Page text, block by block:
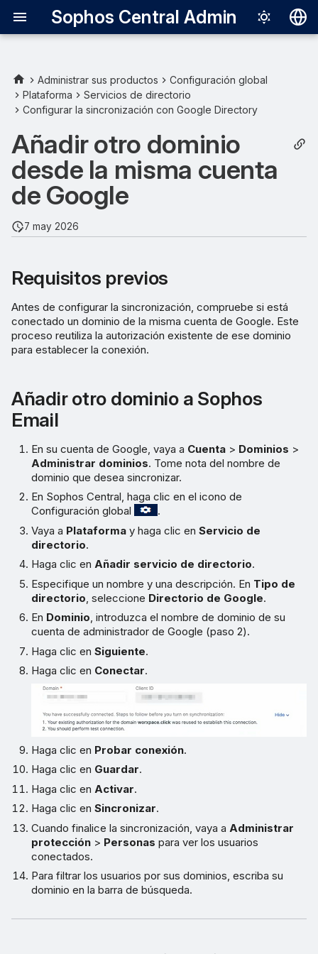
Sophos Central Admin
English
日本語
Requisitos previos
Añadir otro dominio a
Sophos Email
Administrar sus productos
Configuración global
Plataforma
Servicios de directorio
Configurar la sincronización con Google Directory
Añadir otro dominio
desde la misma cuenta
de Google
7 may 2026
Requisitos previos
Antes de configurar la sincronización, compruebe si está
conectado un dominio de la misma cuenta de Google. Este
proceso reutiliza la autorización existente de ese dominio
para establecer la conexión.
Añadir otro dominio a Sophos
Email
En su cuenta de Google, vaya a Cuenta > Dominios >
Administrar dominios. Tome nota del nombre de
dominio que desea sincronizar.
En Sophos Central, haga clic en el icono de
Configuración global
.
Vaya a Plataforma y haga clic enServicio de
directorio.
Haga clic enAñadir servicio de directorio.
Especifique un nombre y una descripción. En Tipo de
directorio, seleccione Directorio de Google.
En Dominio, introduzca el nombre de dominio de su
cuenta de administrador de Google (paso 2).
Haga clic enSiguiente.
Haga clic en Conectar.
Haga clic en Probar conexión.
Haga clic en Guardar.
Haga clic enActivar.
Haga clic enSincronizar.
Cuando finalice la sincronización, vaya aAdministrar
protección > Personas para ver los usuarios
conectados.
Para filtrar los usuarios por sus dominios, escriba su
dominio en la barra de búsqueda.